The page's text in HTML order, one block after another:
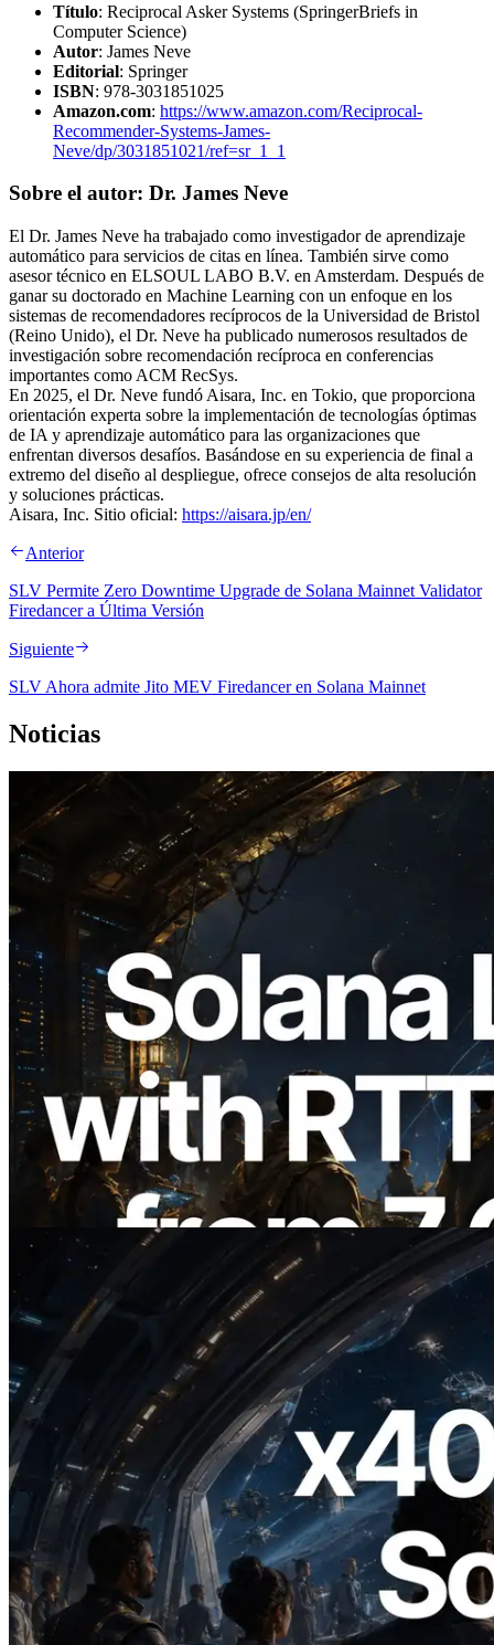
Título: Reciprocal Asker Systems (SpringerBriefs in
Computer Science)
Autor: James Neve
Editorial: Springer
ISBN: 978-3031851025
Amazon.com: https://www.amazon.com/Reciprocal-
Recommender-Systems-James-
Neve/dp/3031851021/ref=sr_1_1
Sobre el autor: Dr. James Neve
El Dr. James Neve ha trabajado como investigador de aprendizaje
automático para servicios de citas en línea. También sirve como
asesor técnico en ELSOUL LABO B.V. en Amsterdam. Después de
ganar su doctorado en Machine Learning con un enfoque en los
sistemas de recomendadores recíprocos de la Universidad de Bristol
(Reino Unido), el Dr. Neve ha publicado numerosos resultados de
investigación sobre recomendación recíproca en conferencias
importantes como ACM RecSys.
En 2025, el Dr. Neve fundó Aisara, Inc. en Tokio, que proporciona
orientación experta sobre la implementación de tecnologías óptimas
de IA y aprendizaje automático para las organizaciones que
enfrentan diversos desafíos. Basándose en su experiencia de final a
extremo del diseño al despliegue, ofrece consejos de alta resolución
y soluciones prácticas.
Aisara, Inc. Sitio oficial: https://aisara.jp/en/
Anterior
SLV Permite Zero Downtime Upgrade de Solana Mainnet Validator
Firedancer a Última Versión
Siguiente
SLV Ahora admite Jito MEV Firedancer en Solana Mainnet
Noticias
2026.08.05
ERPC amplía la Leader Slot API de
Solana con medición de ping desde 7
regiones globales — También se lanza la
Validators Information API
Leer este artículo
2026.07.04
ERPC lanza Solana RPC compatible con
x402 — La era en la que los agentes de IA
pagan bajo demanda por las API que
necesitan